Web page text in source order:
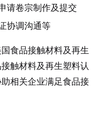
请卷宗制作及提交
协调沟通等
食品接触材料及再生
触材料及再生塑料认
相关企业满足食品接